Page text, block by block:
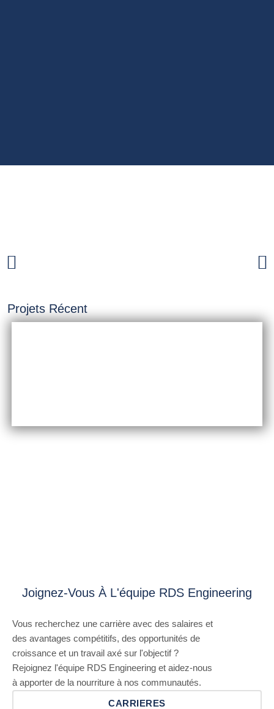
Projets Récent
Joignez-Vous À L'équipe RDS Engineering
Vous recherchez une carrière avec des salaires et
des avantages compétitifs, des opportunités de
croissance et un travail axé sur l'objectif ?
Rejoignez l'équipe RDS Engineering et aidez-nous
à apporter de la nourriture à nos communautés.
CARRIERES